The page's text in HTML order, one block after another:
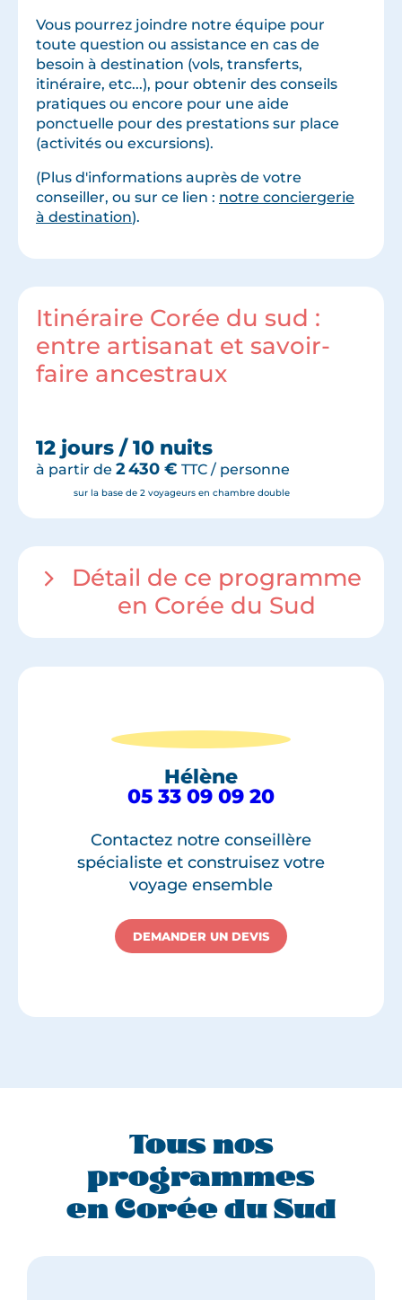
Vous pourrez joindre notre équipe pour
toute question ou assistance en cas de
besoin à destination (vols, transferts,
itinéraire, etc...), pour obtenir des conseils
pratiques ou encore pour une aide
ponctuelle pour des prestations sur place
(activités ou excursions).
(Plus d'informations auprès de votre
conseiller, ou sur ce lien : notre conciergerie
à destination).
Itinéraire Corée du sud :
entre artisanat et savoir-
faire ancestraux
12 jours / 10 nuits
à partir de 2 430 € TTC / personne
sur la base de 2 voyageurs en chambre double
Détail de ce programme
en Corée du Sud
Hélène
05 33 09 09 20
Contactez notre conseillère
spécialiste et construisez votre
voyage ensemble
DEMANDER UN DEVIS
Tous nos
programmes
en Corée du Sud